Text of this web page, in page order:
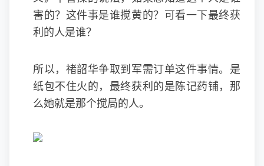
害的？这件事是谁搅黄的？可看一下最终获
利的人是谁？
所以，禇韶华争取到军需订单这件事情。是
纸包不住火的，最终获利的是陈记药铺，那
么她就是那个搅局的人。